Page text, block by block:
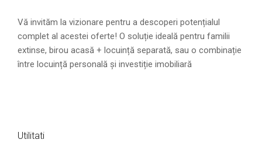
Vă invităm la vizionare pentru a descoperi potențialul
complet al acestei oferte! O soluție ideală pentru familii
extinse, birou acasă + locuință separată, sau o combinație
între locuință personală și investiție imobiliară
Utilitati